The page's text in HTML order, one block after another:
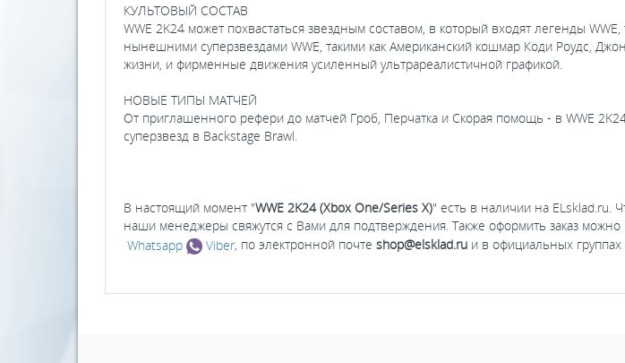
КУЛЬТОВЫЙ СОСТАВ
WWE 2K24 может похвастаться звездным составом, в который входят легенды
нынешними суперзвездами WWE, такими как Американский кошмар Коди Роудс,
жизни, и фирменные движения усиленный ультрареалистичной графикой.
НОВЫЕ ТИПЫ МАТЧЕЙ
От приглашенного рефери до матчей Гроб, Перчатка и Скорая помощь - в WWE
суперзвезд в Backstage Brawl.
В настоящий момент "WWE 2K24 (Xbox One/Series X)" есть в наличии на ELsklad.ru.
наши менеджеры свяжутся с Вами для подтверждения. Также оформить заказ
Whatsapp
Viber, по электронной почте shop@elsklad.ru и в официальных